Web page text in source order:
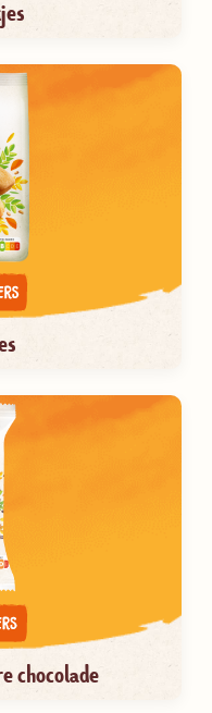
chocolade